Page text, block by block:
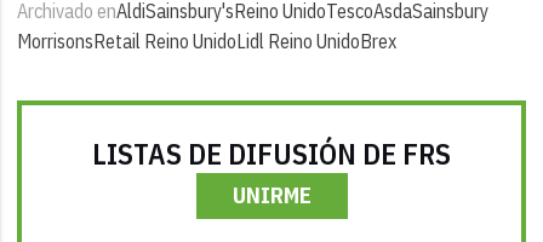
Archivado enAldiSainsbury'sReino UnidoTescoAsdaSainsbury
MorrisonsRetail Reino UnidoLidl Reino UnidoBrex
LISTAS DE DIFUSIÓN DE FRS
UNIRME